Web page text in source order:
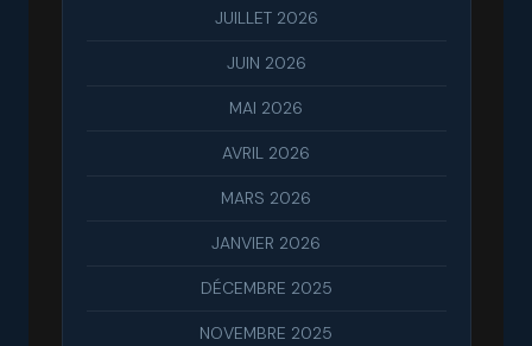
JUILLET 2026
JUIN 2026
MAI 2026
AVRIL 2026
MARS 2026
JANVIER 2026
DÉCEMBRE 2025
NOVEMBRE 2025